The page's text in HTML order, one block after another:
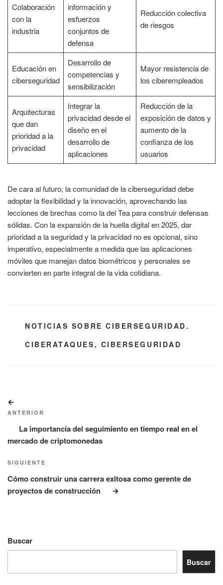
Colaboración
con la
industria
información y
esfuerzos
conjuntos de
defensa
Reducción colectiva
de riesgos
Educación en
ciberseguridad
Desarrollo de
competencias y
sensibilización
Mayor resistencia de
los ciberempleados
Arquitecturas
que dan
prioridad a la
privacidad
Integrar la
privacidad desde el
diseño en el
desarrollo de
aplicaciones
Reducción de la
exposición de datos y
aumento de la
confianza de los
usuarios
De cara al futuro, la comunidad de la ciberseguridad debe
adoptar la flexibilidad y la innovación, aprovechando las
lecciones de brechas como la del Tea para construir defensas
sólidas. Con la expansión de la huella digital en 2025, dar
prioridad a la seguridad y la privacidad no es opcional, sino
imperativo, especialmente a medida que las aplicaciones
móviles que manejan datos biométricos y personales se
convierten en parte integral de la vida cotidiana.
CATEGORÍAS
NOTICIAS SOBRE CIBERSEGURIDAD.
ETIQUETAS
CIBERATAQUES , CIBERSEGURIDAD
de
entradas
anterior:
ANTERIOR
La importancia del seguimiento en tiempo real en el
mercado de criptomonedas
Siguiente
entrada
SIGUIENTE
Cómo construir una carrera exitosa como gerente de
proyectos de construcción
Buscar
Buscar